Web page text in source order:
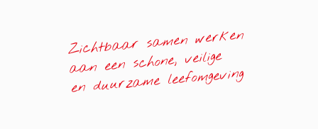
Zichtbaar samen werken
aan een schone, veilige
en duurzame leefomgeving